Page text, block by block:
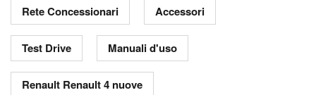
Rete Concessionari Accessori
Test Drive Manuali d'uso
Renault Renault 4 nuove